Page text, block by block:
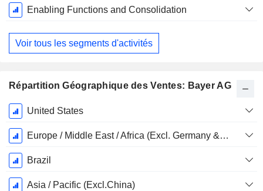
Enabling Functions and Consolidation
Voir tous les segments d'activités
Répartition Géographique des Ventes: Bayer AG
Période
Fiscale:
Décembre
United States
Europe / Middle East / Africa (Excl. Germany & Switzerland)
Brazil
Asia / Pacific (Excl.China)